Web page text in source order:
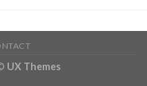
UX Themes